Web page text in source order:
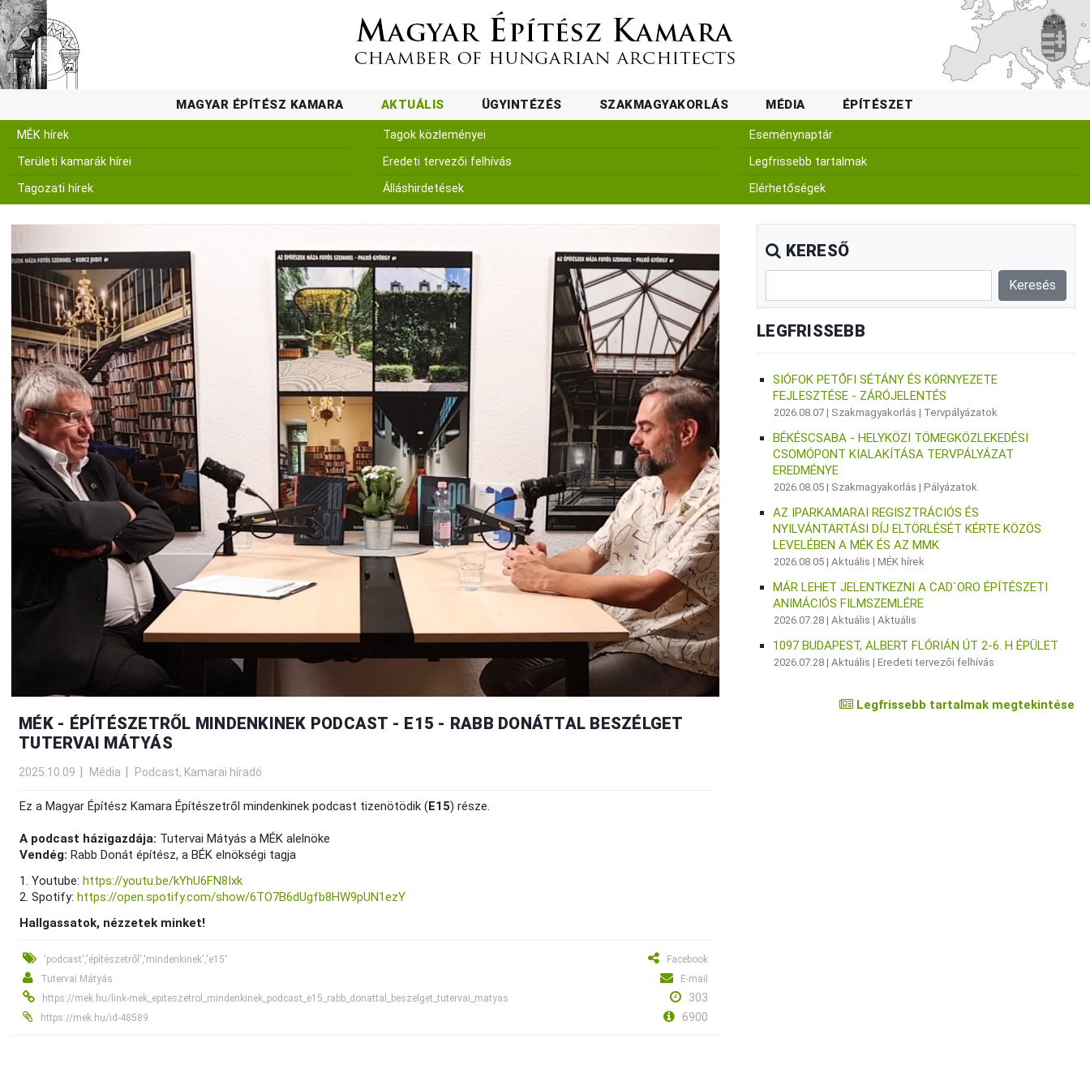
MAGYAR ÉPÍTÉSZ KAMARA AKTUÁLIS ÜGYINTÉZÉS SZAKMAGYAKORLÁS MÉDIA ÉPÍTÉSZET
MÉK hírek
Területi kamarák hírei
Tagozati hírek
Tagok közleményei
Eredeti tervezői felhívás
Álláshirdetések
Eseménynaptár
Legfrissebb tartalmak
Elérhetőségek
MÉK - ÉPÍTÉSZETRŐL MINDENKINEK PODCAST - E15 - RABB DONÁTTAL BESZÉLGET
TUTERVAI MÁTYÁS
2025.10.09 Média Podcast, Kamarai híradó
Ez a Magyar Építész Kamara Építészetről mindenkinek podcast tizenötödik (E15) része.
A podcast házigazdája: Tutervai Mátyás a MÉK alelnöke
Vendég: Rabb Donát építész, a BÉK elnökségi tagja
1. Youtube:https://youtu.be/kYhU6FN8Ixk
2. Spotify:https://open.spotify.com/show/6TO7B6dUgfb8HW9pUN1ezY
Hallgassatok, nézzetek minket!
'podcast','építészetről','mindenkinek','e15'
Facebook
Tutervai Mátyás
E-mail
https://mek.hu/link-mek_epiteszetrol_mindenkinek_podcast_e15_rabb_donattal_beszelget_tutervai_matyas
303
https://mek.hu/id-48589 6900
KERESŐ
LEGFRISSEBB
SIÓFOK PETŐFI SÉTÁNY ÉS KÖRNYEZETE
FEJLESZTÉSE - ZÁRÓJELENTÉS
2026.08.07 | Szakmagyakorlás | Tervpályázatok
BÉKÉSCSABA - HELYKÖZI TÖMEGKÖZLEKEDÉSI
CSOMÓPONT KIALAKÍTÁSA TERVPÁLYÁZAT
EREDMÉNYE
2026.08.05 | Szakmagyakorlás |Pályázatok
AZ IPARKAMARAI REGISZTRÁCIÓS ÉS
NYILVÁNTARTÁSI DÍJ ELTÖRLÉSÉT KÉRTE KÖZÖS
LEVELÉBEN A MÉK ÉS AZ MMK
2026.08.05 |Aktuális |MÉK hírek
MÁR LEHET JELENTKEZNI A CAD`ORO ÉPÍTÉSZETI
ANIMÁCIÓS FILMSZEMLÉRE
2026.07.28 |Aktuális |Aktuális
1097 BUDAPEST, ALBERT FLÓRIÁN ÚT 2-6. H ÉPÜLET
2026.07.28 |Aktuális |Eredeti tervezői felhívás
Legfrissebb tartalmak megtekintése